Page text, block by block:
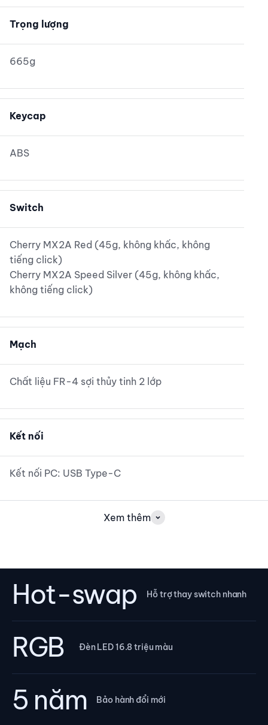
Trọng lượng
665g
Keycap
ABS
Switch
Cherry MX2A Red (45g, không khấc, không
tiếng click)
Cherry MX2A Speed Silver (45g, không khấc,
không tiếng click)
Mạch
Chất liệu FR-4 sợi thủy tinh 2 lớp
Kết nối
Kết nối PC: USB Type-C
Xem thêm
Hot-swap Hỗ trợ thay switch nhanh
RGB Đèn LED 16.8 triệu màu
5 năm Bảo hành đổi mới